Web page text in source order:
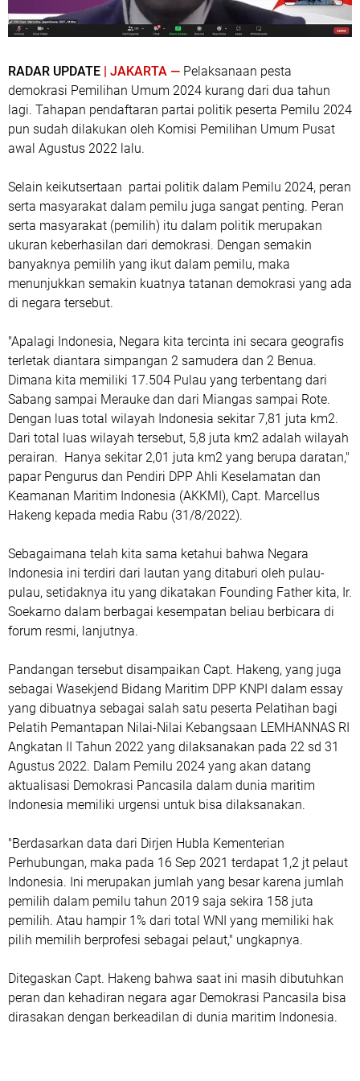
RADAR UPDATE | JAKARTA — Pelaksanaan pesta
demokrasi Pemilihan Umum 2024 kurang dari dua tahun
lagi. Tahapan pendaftaran partai politik peserta Pemilu 2024
pun sudah dilakukan oleh Komisi Pemilihan Umum Pusat
awal Agustus 2022 lalu.
Selain keikutsertaan partai politik dalam Pemilu 2024, peran
serta masyarakat dalam pemilu juga sangat penting. Peran
serta masyarakat (pemilih) itu dalam politik merupakan
ukuran keberhasilan dari demokrasi. Dengan semakin
banyaknya pemilih yang ikut dalam pemilu, maka
menunjukkan semakin kuatnya tatanan demokrasi yang ada
di negara tersebut.
"Apalagi Indonesia, Negara kita tercinta ini secara geografis
terletak diantara simpangan 2 samudera dan 2 Benua.
Dimana kita memiliki 17.504 Pulau yang terbentang dari
Sabang sampai Merauke dan dari Miangas sampai Rote.
Dengan luas total wilayah Indonesia sekitar 7,81 juta km2.
Dari total luas wilayah tersebut, 5,8 juta km2 adalah wilayah
perairan. Hanya sekitar 2,01 juta km2 yang berupa daratan,"
papar Pengurus dan Pendiri DPP Ahli Keselamatan dan
Keamanan Maritim Indonesia (AKKMI), Capt. Marcellus
Hakeng kepada media Rabu (31/8/2022).
Sebagaimana telah kita sama ketahui bahwa Negara
Indonesia ini terdiri dari lautan yang ditaburi oleh pulau-
pulau, setidaknya itu yang dikatakan Founding Father kita, Ir.
Soekarno dalam berbagai kesempatan beliau berbicara di
forum resmi, lanjutnya.
Pandangan tersebut disampaikan Capt. Hakeng, yang juga
sebagai Wasekjend Bidang Maritim DPP KNPI dalam essay
yang dibuatnya sebagai salah satu peserta Pelatihan bagi
Pelatih Pemantapan Nilai-Nilai Kebangsaan LEMHANNAS RI
Angkatan II Tahun 2022 yang dilaksanakan pada 22 sd 31
Agustus 2022. Dalam Pemilu 2024 yang akan datang
aktualisasi Demokrasi Pancasila dalam dunia maritim
Indonesia memiliki urgensi untuk bisa dilaksanakan.
"Berdasarkan data dari Dirjen Hubla Kementerian
Perhubungan, maka pada 16 Sep 2021 terdapat 1,2 jt pelaut
Indonesia. Ini merupakan jumlah yang besar karena jumlah
pemilih dalam pemilu tahun 2019 saja sekira 158 juta
pemilih. Atau hampir 1% dari total WNI yang memiliki hak
pilih memilih berprofesi sebagai pelaut," ungkapnya.
Ditegaskan Capt. Hakeng bahwa saat ini masih dibutuhkan
peran dan kehadiran negara agar Demokrasi Pancasila bisa
dirasakan dengan berkeadilan di dunia maritim Indonesia.